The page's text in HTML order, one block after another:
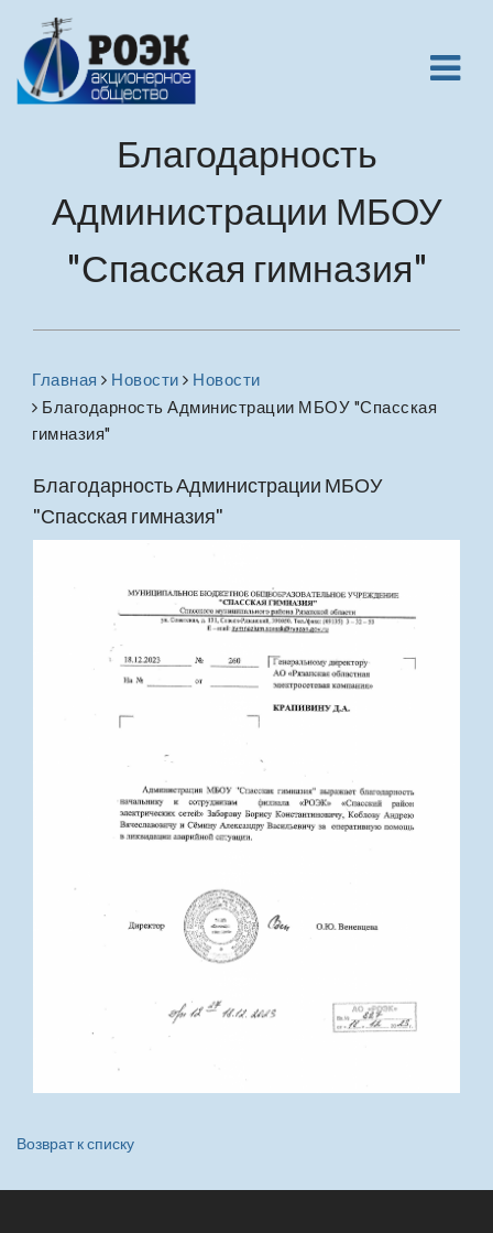
Благодарность
Администрации МБОУ
"Спасская гимназия"
Главная Новости
Новости
Благодарность Администрации МБОУ "Спасская
гимназия"
Благодарность Администрации МБОУ
"Спасская гимназия"
Возврат к списку